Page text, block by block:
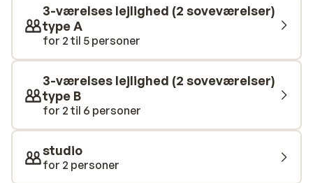
fordelt på begge bygninger. Til hver lejlighed hører en
parkeringsplads i garagen, og der ligger bløde
badekåber klar på badeværelset. Den nye del af
Lejlighederne Sonneck har en indendørs pool med en
fantastisk panoramaudsigt over Zillertal. Ud over den
smukke opvarmede pool finder du også en sauna og en
infrarød kabine i wellnesscentret. Når du bestiller
morgenbrød ved receptionen, bliver det leveret tidligt
en frisk morgenmad. Til aftensmad kan du besøge en
af de hyggelige restauranter i centrum, den tilhørende
3-værelses lejlighed (2 soveværelser)
type A
for 2 til 5 personer
3-værelses lejlighed (2 soveværelser)
type B
for 2 til 6 personer
studio
for 2 personer